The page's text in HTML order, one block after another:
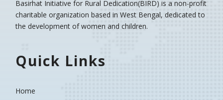
Basirhat Initiative for Rural Dedication(BIRD) is a non-profit
charitable organization based in West Bengal, dedicated to
the development of women and children.
Quick Links
Home